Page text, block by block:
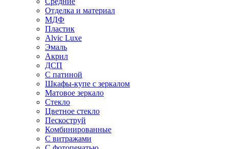
Отделка и материал
МДФ
Пластик
Alvic Luxe
Эмаль
Акрил
ДСП
С патиной
Шкафы-купе с зеркалом
Матовое зеркало
Стекло
Цветное стекло
Пескоструй
Комбинированные
С витражами